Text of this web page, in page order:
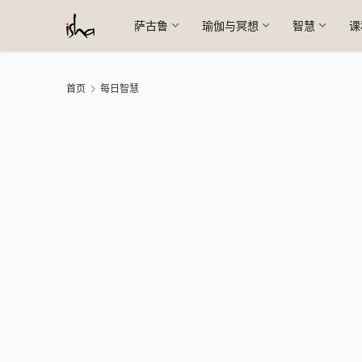
萨古鲁 瑜伽与冥想 智慧
首页 每日智慧